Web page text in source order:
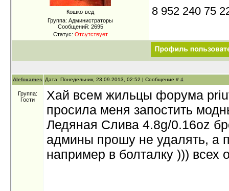
Кошко-вед
Группа: Администраторы
Сообщений: 2695
Статус: Отсутствует
8 952 240 75
Alefoxames Дата: Понедельник, 23.09.2013, 02:52 | Сообщение # 4
Группа:
Гости
Хай всем жильцы форума
просила меня запостить
Ледяная Слива 4.8g/0.16oz
админы прошу не удалять, а
например в болталку ))) всех